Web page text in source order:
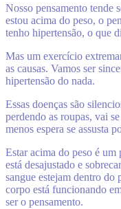
Nosso pensamento tende
estou acima do peso, o
tenho hipertensão, o que
Mas um exercício
as causas. Vamos ser
hipertensão do nada.
Essas doenças são
perdendo as roupas, vai
menos espera se assusta
Estar acima do peso é
está desajustado e
sangue estejam dentro do
corpo está funcionando
ser o pensamento.